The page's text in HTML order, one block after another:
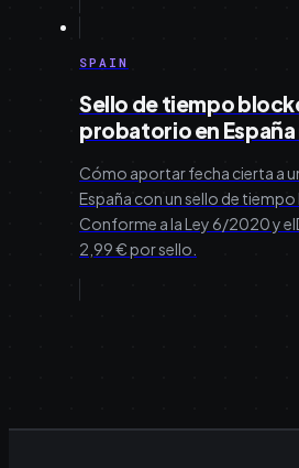
SPAIN
Sello de tiempo
probatorio en
Cómo aportar fecha cierta a
España con un sello de tiempo
Conforme a la Ley 6/2020 y
2,99 € por sello.